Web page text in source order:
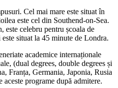
Cel mai mare este situat în
este cel din Southend-on-Sea.
celebru pentru școala de
situat la 45 minute de Londra.
academice internaționale
(dual degrees, double degrees și
Franța, Germania, Japonia, Rusia
programe după admitere.